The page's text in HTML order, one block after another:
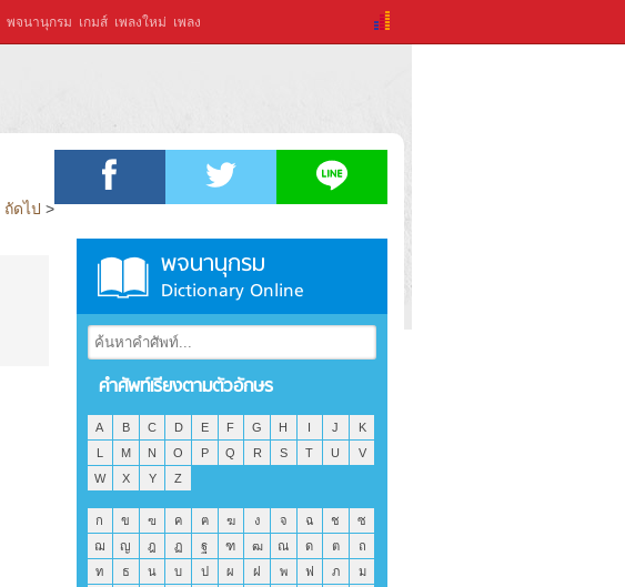
พจนานุกรม เกมส์ เพลงใหม่ เพลง
ถัดไป >
พจนานุกรม
Dictionary Online
คำศัพท์เรียงตามตัวอักษร
A B C D E F G H I J
K
L
M N O P Q R S T U
V
W
X Y Z
ก ข ฃ ค ฅ ฆ ง จ ฉ ช
ซ
ฌ
ญ ฎ ฏ ฐ ฑ ฒ ณ ด ต
ถ
ท
ธ น บ ป ผ ฝ พ ฟ ภ
ม